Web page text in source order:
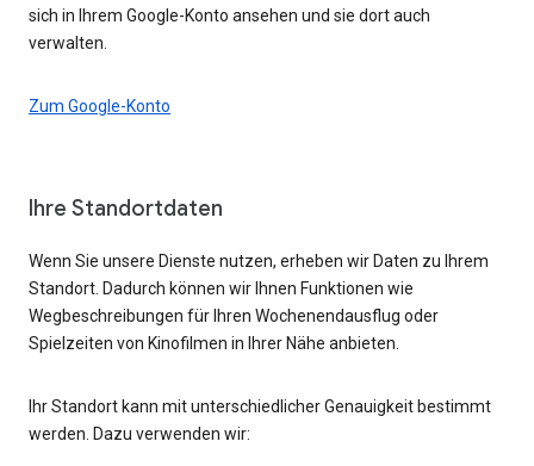
sich in Ihrem Google-Konto ansehen und sie dort auch
verwalten.
Zum Google-Konto
Ihre Standortdaten
Wenn Sie unsere Dienste nutzen, erheben wir Daten zu Ihrem
Standort. Dadurch können wir Ihnen Funktionen wie
Wegbeschreibungen für Ihren Wochenendausflug oder
Spielzeiten von Kinofilmen in Ihrer Nähe anbieten.
Ihr Standort kann mit unterschiedlicher Genauigkeit bestimmt
werden. Dazu verwenden wir: